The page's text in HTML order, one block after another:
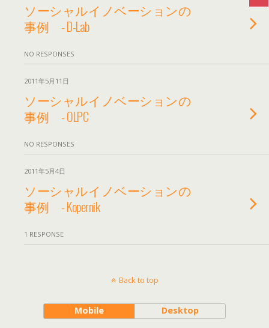
ソーシャルイノベーションの
事例 - D-Lab
NO RESPONSES
2011年5月11日
ソーシャルイノベーションの
事例 - OLPC
NO RESPONSES
2011年5月4日
ソーシャルイノベーションの
事例 - Kopernik
1 RESPONSE
Back to top
Mobile Desktop